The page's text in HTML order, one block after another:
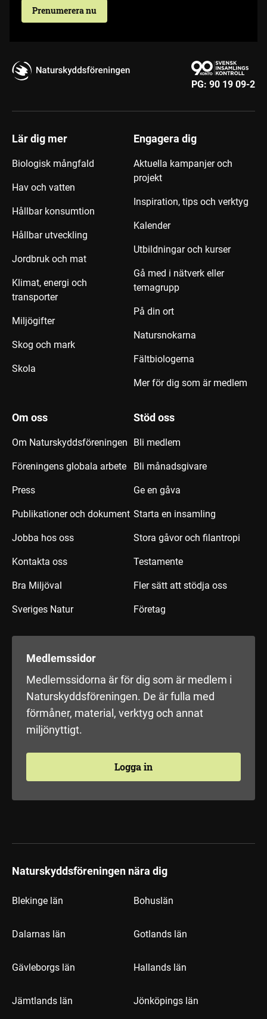
Prenumerera nu
PG: 90 19 09-2
Lär dig mer
Biologisk mångfald
Hav och vatten
Hållbar konsumtion
Hållbar utveckling
Jordbruk och mat
Klimat, energi och
transporter
Miljögifter
Skog och mark
Skola
Engagera dig
Aktuella kampanjer och
projekt
Inspiration, tips och verktyg
Kalender
Utbildningar och kurser
Gå med i nätverk eller
temagrupp
På din ort
Natursnokarna
Fältbiologerna
Mer för dig som är medlem
Om oss
Om Naturskyddsföreningen
Föreningens globala arbete
Press
Publikationer och dokument
Jobba hos oss
Kontakta oss
Bra Miljöval
Sveriges Natur
Stöd oss
Bli medlem
Bli månadsgivare
Ge en gåva
Starta en insamling
Stora gåvor och filantropi
Testamente
Fler sätt att stödja oss
Företag
Medlemssidor
Medlemssidorna är för dig som är medlem i
Naturskyddsföreningen. De är fulla med
förmåner, material, verktyg och annat
miljönyttigt.
Logga in
Naturskyddsföreningen nära dig
Blekinge län Bohuslän
Dalarnas län Gotlands län
Gävleborgs län Hallands län
Jämtlands län Jönköpings län